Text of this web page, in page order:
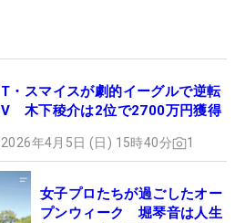
T・スマイスが劇的イーグルで逆転
V 木下稜介は2位で2700万円獲得
2026年4月5日 (日) 15時40分 1
女子プロたちが過ごしたオー
プンウィーク 堀琴音は人生